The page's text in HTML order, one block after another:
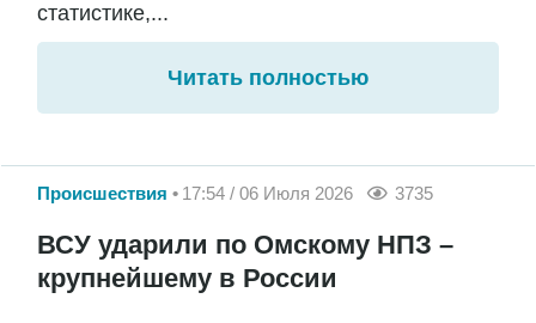
статистике,...
Читать полностью
Происшествия 17:54 / 06 Июля 2026 3735
ВСУ ударили по Омскому НПЗ –
крупнейшему в России